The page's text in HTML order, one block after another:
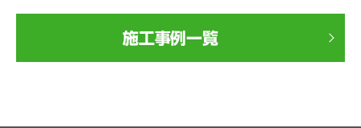
施工事例一覧